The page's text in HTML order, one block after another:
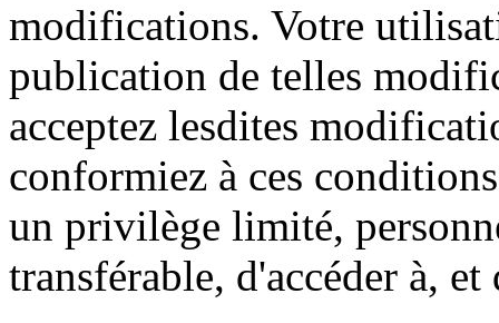
modifications. Votre
publication de telles
acceptez lesdites
conformiez à ces
un privilège limité,
transférable, d'accéder à,